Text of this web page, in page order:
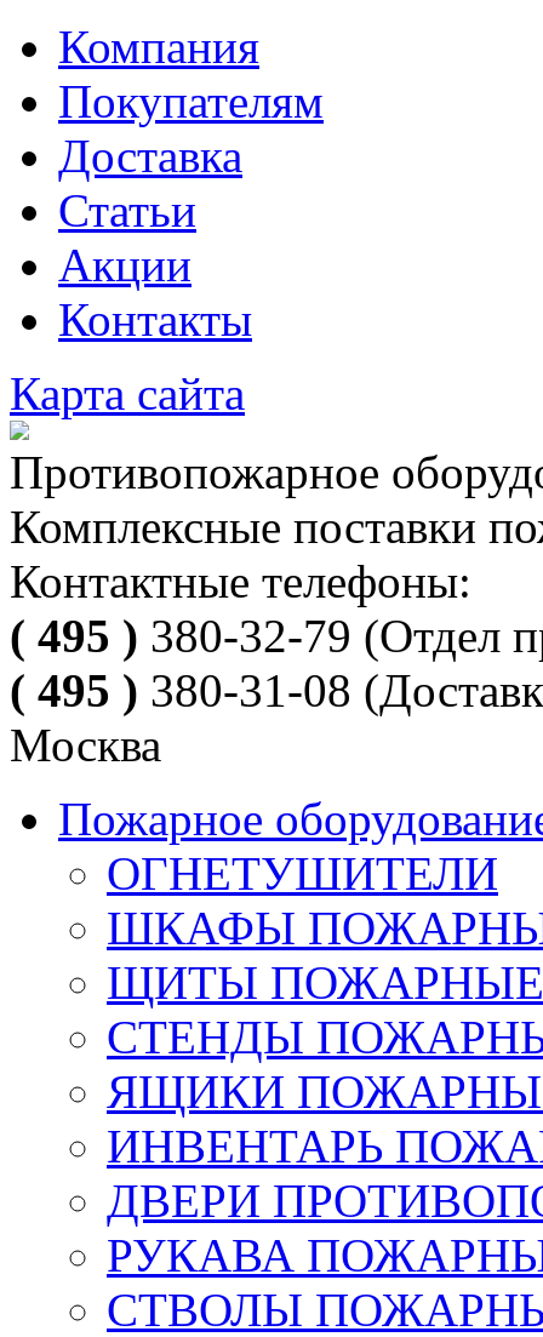
Компания
Покупателям
Доставка
Статьи
Акции
Контакты
Карта сайта
Противопожарное
Комплексные поставки
Контактные телефоны:
( 495 ) 380-32-79 (Отдел
( 495 ) 380-31-08
Москва
Пожарное
ОГНЕТУШИТЕЛИ
ШКАФЫ
ЩИТЫ ПОЖАРНЫЕ
СТЕНДЫ
ЯЩИКИ ПОЖАРНЫЕ
ИНВЕНТАРЬ
ДВЕРИ
РУКАВА
СТВОЛЫ